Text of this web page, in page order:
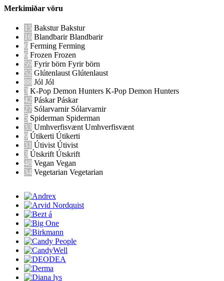
Merkimiðar vöru
15 BaksturBakstur
16 BlandbarirBlandbarir
6 Ferming Ferming
6 Frozen Frozen
59 Fyrir börn Fyrir börn
52 Glútenlaust Glútenlaust
88 Jól Jól
3 K-Pop Demon Hunters K-Pop Demon Hunters
42 PáskarPáskar
27 Sólarvarnir Sólarvarnir
5 Spiderman Spiderman
33 Umhverfisvænt Umhverfisvænt
9 Útikerti Útikerti
31 Útivist Útivist
3 Útskrift Útskrift
48 Vegan Vegan
34 Vegetarian Vegetarian